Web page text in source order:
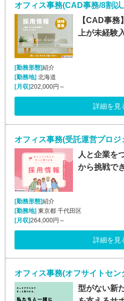
【CAD事
上が未経験
[勤務形態]紹介
[勤務地]北海道
[月収]202,000円～
詳細を見
人と企業を
から挑戦で
[勤務形態]紹介
[勤務地] 東京都 千代田区
[月収]264,000円～
詳細を見
型がない新